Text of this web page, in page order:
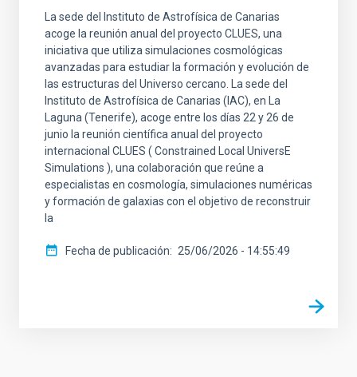
La sede del Instituto de Astrofísica de Canarias
acoge la reunión anual del proyecto CLUES, una
iniciativa que utiliza simulaciones cosmológicas
avanzadas para estudiar la formación y evolución de
las estructuras del Universo cercano. La sede del
Instituto de Astrofísica de Canarias (IAC), en La
Laguna (Tenerife), acoge entre los días 22 y 26 de
junio la reunión científica anual del proyecto
internacional CLUES ( Constrained Local UniversE
Simulations ), una colaboración que reúne a
especialistas en cosmología, simulaciones numéricas
y formación de galaxias con el objetivo de reconstruir
la
Fecha de publicación 25/06/2026 - 14:55:49